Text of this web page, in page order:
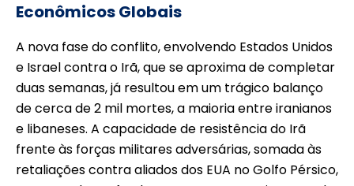
Econômicos Globais
A nova fase do conflito, envolvendo Estados Unidos
e Israel contra o Irã, que se aproxima de completar
duas semanas, já resultou em um trágico balanço
de cerca de 2 mil mortes, a maioria entre iranianos
e libaneses. A capacidade de resistência do Irã
frente às forças militares adversárias, somada às
retaliações contra aliados dos EUA no Golfo Pérsico,